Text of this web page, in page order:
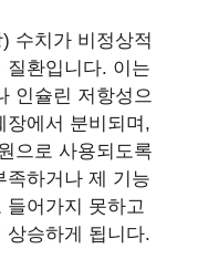
수치가 비정상적
질환입니다. 이는
인슐린 저항성으
장에서 분비되며,
으로 사용되도록
족하거나 제 기능
어가지 못하고
상승하게 됩니다.